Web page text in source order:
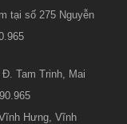
tại số 275 Nguyễn
Tam Trinh, Mai
Hưng, Vĩnh